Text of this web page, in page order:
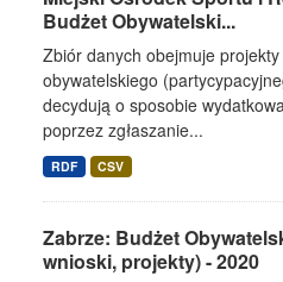
Budżet Obywatelski...
Zbiór danych obejmuje
obywatelskiego
decydują o sposobie
poprzez zgłaszanie...
RDF CSV
Zabrze: Budżet
wnioski, projekty) - 2020